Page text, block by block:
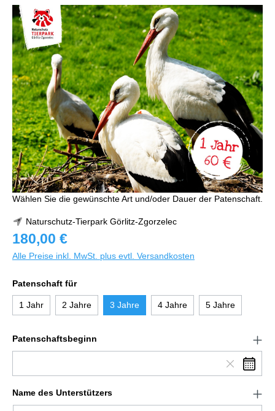
Wählen Sie die gewünschte Art und/oder Dauer der Patenschaft.
Naturschutz-Tierpark Görlitz-Zgorzelec
180,00 €
Alle Preise inkl. MwSt. plus evtl. Versandkosten
Patenschaft für
1 Jahr 2 Jahre 3 Jahre 4 Jahre 5 Jahre
Patenschaftsbeginn
Name des Unterstützers